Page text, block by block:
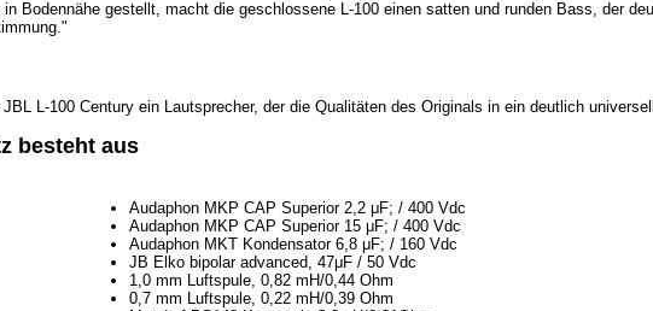
Bodennähe gestellt, macht die geschlossene L-100 einen satten und runden Bass, der
L-100 Century ein Lautsprecher, der die Qualitäten des Originals in ein deutlich
besteht aus
Audaphon MKP CAP Superior 2,2 μF; / 400 Vdc
Audaphon MKP CAP Superior 15 μF; / 400 Vdc
Audaphon MKT Kondensator 6,8 μF; / 160 Vdc
JB Elko bipolar advanced, 47μF / 50 Vdc
1,0 mm Luftspule, 0,82 mH/0,44 Ohm
0,7 mm Luftspule, 0,22 mH/0,39 Ohm